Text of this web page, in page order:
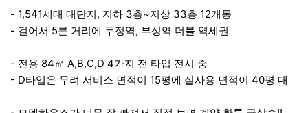
- 1,541세대 대단지, 지하 3층~지상 33층 12개동
- 걸어서 5분 거리에 두정역, 부성역 더블 역세권
- 전용 84㎡ A,B,C,D 4가지 전 타입 전시 중
- D타입은 무려 서비스 면적이 15평에 실사용 면적이 40평 대